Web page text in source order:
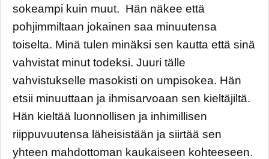
sokeampi kuin muut. Hän näkee että
pohjimmiltaan jokainen saa minuutensa
toiselta. Minä tulen minäksi sen kautta että sinä
vahvistat minut todeksi. Juuri tälle
vahvistukselle masokisti on umpisokea. Hän
etsii minuuttaan ja ihmisarvoaan sen kieltäjiltä.
Hän kieltää luonnollisen ja inhimillisen
riippuvuutensa läheisistään ja siirtää sen
yhteen mahdottoman kaukaiseen kohteeseen.